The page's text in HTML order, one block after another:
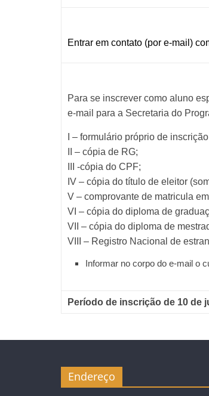
Entrar em contato (por e-mail)
Para se inscrever como aluno
e-mail para a Secretaria do
I – formulário próprio de
II – cópia de RG;
III -cópia do CPF;
IV – cópia do título de eleitor
V – comprovante de matricula
VI – cópia do diploma de
VII – cópia do diploma de
VIII – Registro Nacional de
Informar no corpo do e-mail o
Período de inscrição de 10 de
Endereço